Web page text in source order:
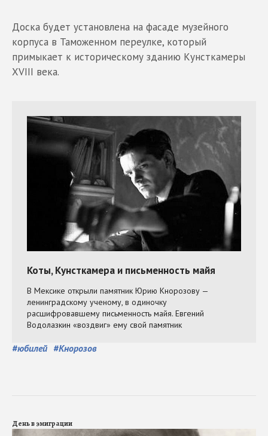
Доска будет установлена на фасаде музейного
корпуса в Таможенном переулке, который
примыкает к историческому зданию Кунсткамеры
XVIII века.
#юбилей #Кнорозов
День в эмиграции